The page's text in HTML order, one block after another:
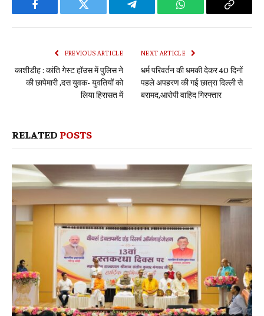
Facebook Twitter Telegram WhatsApp Copy
PREVIOUS ARTICLE
काशीडीह : कांति गेस्ट हॉउस में पुलिस ने
की छापेमारी ,दस युवक- युवतियों को
लिया हिरासत में
NEXT ARTICLE
धर्म परिवर्तन की धमकी देकर 40 दिनों
पहले अपहरण की गई छात्रा दिल्ली से
बरामद,आरोपी वाहिद गिरफ्तार
RELATED POSTS